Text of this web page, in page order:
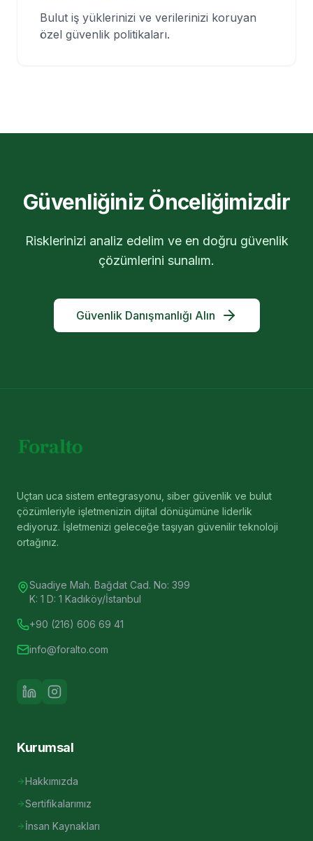
Bulut iş yüklerinizi ve verilerinizi koruyan
özel güvenlik politikaları.
Güvenliğiniz Önceliğimizdir
Risklerinizi analiz edelim ve en doğru güvenlik
çözümlerini sunalım.
Güvenlik Danışmanlığı Alın
Uçtan uca sistem entegrasyonu, siber güvenlik ve bulut
çözümleriyle işletmenizin dijital dönüşümüne liderlik
ediyoruz. İşletmenizi geleceğe taşıyan güvenilir teknoloji
ortağınız.
Suadiye Mah. Bağdat Cad. No: 399
K: 1 D: 1 Kadıköy/İstanbul
+90 (216) 606 69 41
info@foralto.com
Kurumsal
Hakkımızda
Sertifikalarımız
İnsan Kaynakları